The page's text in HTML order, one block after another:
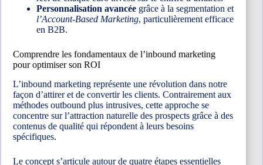
Personnalisation avancée grâce à la segmentation et
l’Account-Based Marketing, particulièrement efficace
en B2B.
Comprendre les fondamentaux de l’inbound marketing
pour optimiser son ROI
L’inbound marketing représente une révolution dans notre
façon d’attirer et de convertir les clients. Contrairement aux
méthodes outbound plus intrusives, cette approche se
concentre sur l’attraction naturelle des prospects grâce à des
contenus de qualité qui répondent à leurs besoins
spécifiques.
Le concept s’articule autour de quatre étapes essentielles